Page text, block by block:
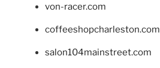
von-racer.com
coffeeshopcharleston.com
salon104mainstreet.com